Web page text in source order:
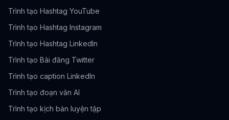
Trình tạo Hashtag YouTube
Trình tạo Hashtag Instagram
Trình tạo Hashtag LinkedIn
Trình tạo Bài đăng Twitter
Trình tạo caption LinkedIn
Trình tạo đoạn văn AI
Trình tạo kịch bản luyện tập